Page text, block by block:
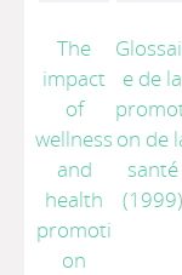
The
impact
of
wellness
and
health
promoti
on
e de la
on de
santé
(1999)